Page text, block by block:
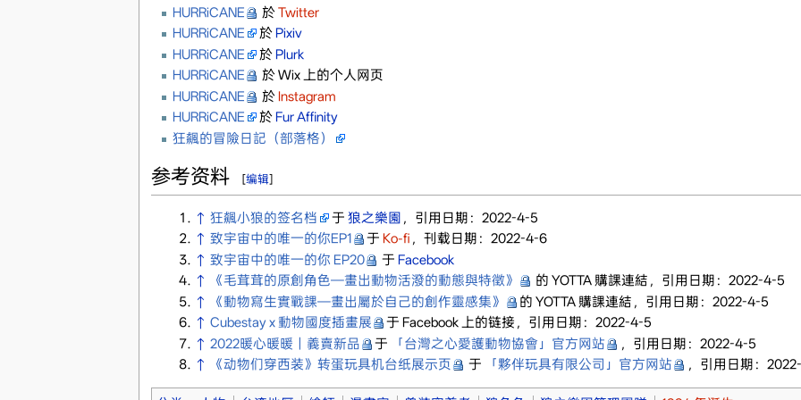
HURRiCANE 於Twitter
HURRiCANE
於 Pixiv
HURRiCANE
於Plurk
HURRiCANE
於 Wix 上的个人网页
HURRiCANE
於Instagram
HURRiCANE
於 Fur Affinity
狂飆的冒險日記（部落格）
参考资料 [编辑]
↑ 狂飆小狼的签名档 于 狼之樂園 ，引用日期：2022-4-5
↑ 致宇宙中的唯一的你EP1 于 Ko-fi ，刊载日期：2022-4-6
↑ 致宇宙中的唯一的你 EP20 于 Facebook
↑
《毛茸茸的原創角色—畫出動物活潑的動態與特徵》
的 YOTTA 購課連結，引用日期：2022-4-5
↑
《動物寫生實戰課—畫出屬於自己的創作靈感集》
的 YOTTA 購課連結，引用日期：2022-4-5
↑ Cubestay x 動物國度插畫展
于 Facebook 上的链接，引用日期：2022-4-5
↑ 2022暖心暖暖｜義賣新品 于 「台灣之心愛護動物協會」官方网站
，引用日期：2022-4-5
↑
《动物们穿西装》转蛋玩具机台纸展示页 于 「夥伴玩具有限公司」官方网站 ，引用日期：